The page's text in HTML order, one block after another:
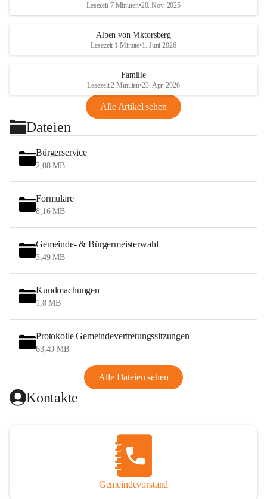
Lesezeit 7 Minuten•20. Nov. 2025
Alpen von Viktorsberg
Lesezeit 1 Minute•1. Juni 2026
Familie
Lesezeit 2 Minuten•23. Apr. 2026
Alle Artikel sehen
Dateien
Bürgerservice
2,08 MB
Formulare
8,16 MB
Gemeinde- & Bürgermeisterwahl
3,49 MB
Kundmachungen
1,8 MB
Protokolle Gemeindevertretungssitzungen
63,49 MB
Alle Dateien sehen
Kontakte
Gemeindevorstand